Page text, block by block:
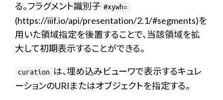
る。フラグメント識別子 #xywh=
(https://iiif.io/api/presentation/2.1/#segments)を
用いた領域指定を後置することで、当該領域を拡
大して初期表示することができる。
curation
は、埋め込みビューワで表示するキュレ
ーションのURIまたはオブジェクトを指定する。